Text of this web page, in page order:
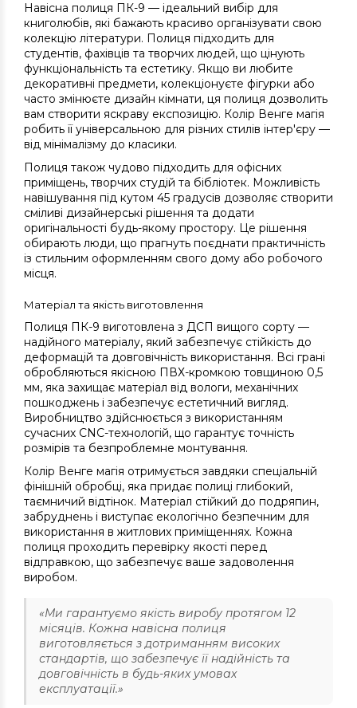
Навісна полиця ПК-9 — ідеальний вибір для
книголюбів, які бажають красиво організувати свою
колекцію літератури. Полиця підходить для
студентів, фахівців та творчих людей, що цінують
функціональність та естетику. Якщо ви любите
декоративні предмети, колекціонуєте фігурки або
часто змінюєте дизайн кімнати, ця полиця дозволить
вам створити яскраву експозицію. Колір Венге магія
робить її універсальною для різних стилів інтер'єру —
від мінімалізму до класики.
Полиця також чудово підходить для офісних
приміщень, творчих студій та бібліотек. Можливість
навішування під кутом 45 градусів дозволяє створити
сміливі дизайнерські рішення та додати
оригінальності будь-якому простору. Це рішення
обирають люди, що прагнуть поєднати практичність
із стильним оформленням свого дому або робочого
місця.
Матеріал та якість виготовлення
Полиця ПК-9 виготовлена з ДСП вищого сорту —
надійного матеріалу, який забезпечує стійкість до
деформацій та довговічність використання. Всі грані
обробляються якісною ПВХ-кромкою товщиною 0,5
мм, яка захищає матеріал від вологи, механічних
пошкоджень і забезпечує естетичний вигляд.
Виробництво здійснюється з використанням
сучасних CNC-технологій, що гарантує точність
розмірів та безпроблемне монтування.
Колір Венге магія отримується завдяки спеціальній
фінішній обробці, яка придає полиці глибокий,
таємничий відтінок. Матеріал стійкий до подряпин,
забруднень і виступає екологічно безпечним для
використання в житлових приміщеннях. Кожна
полиця проходить перевірку якості перед
відправкою, що забезпечує ваше задоволення
виробом.
«Ми гарантуємо якість виробу протягом 12
місяців. Кожна навісна полиця
виготовляється з дотриманням високих
стандартів, що забезпечує її надійність та
довговічність в будь-яких умовах
експлуатації.»